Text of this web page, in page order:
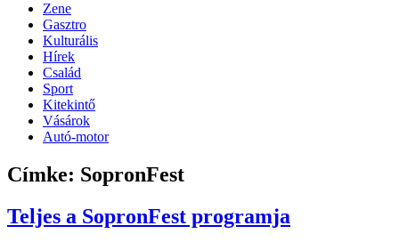
Zene
Gasztro
Kulturális
Hírek
Család
Sport
Kitekintő
Vásárok
Autó-motor
Címke: SopronFest
Teljes a SopronFest programja